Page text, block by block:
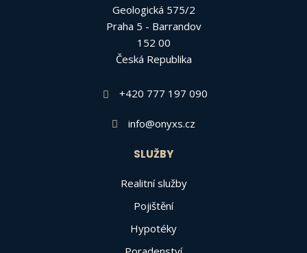
Geologická 575/2
Praha 5 - Barrandov
152 00
Česká Republika
+420 777 197 090
info@onyxs.cz
SLUŽBY
Realitní služby
Pojištění
Hypotéky